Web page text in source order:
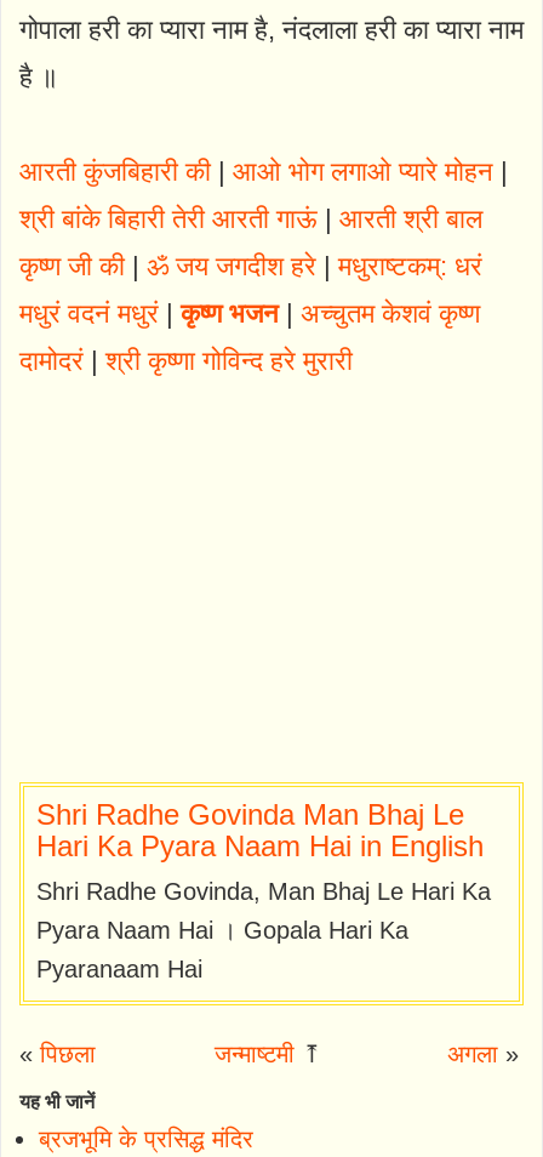
गोपाला हरी का प्यारा नाम है, नंदलाला हरी का प्यारा नाम
है ॥
आरती कुंजबिहारी की| आओ भोग लगाओ प्यारे मोहन |
श्री बांके बिहारी तेरी आरती गाऊं | आरती श्री बाल
कृष्ण जी की| ॐ जय जगदीश हरे |मधुराष्टकम्: धरं
मधुरं वदनं मधुरं |कृष्ण भजन| अच्चुतम केशवं कृष्ण
दामोदरं |श्री कृष्णा गोविन्द हरे मुरारी
Shri Radhe Govinda Man Bhaj Le
Hari Ka Pyara Naam Hai in English
Shri Radhe Govinda, Man Bhaj Le Hari Ka
Pyara Naam Hai । Gopala Hari Ka
Pyaranaam Hai
«पिछला जन्माष्टमी ⤒ अगला»
यह भी जानें
ब्रजभूमि के प्रसिद्ध मंदिर